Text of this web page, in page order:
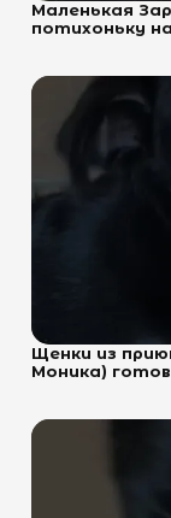
Маленькая
потихоньку
Щенки из
Моника)